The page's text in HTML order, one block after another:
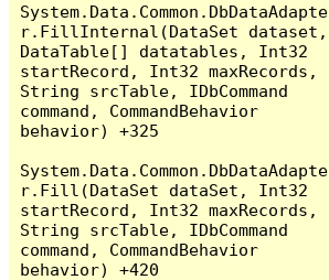
System.Data.Common.DbDataAdapte
r.FillInternal(DataSet dataset,
DataTable[] datatables, Int32
startRecord, Int32 maxRecords,
String srcTable, IDbCommand
command, CommandBehavior
behavior) +325
System.Data.Common.DbDataAdapte
r.Fill(DataSet dataSet, Int32
startRecord, Int32 maxRecords,
String srcTable, IDbCommand
command, CommandBehavior
behavior) +420